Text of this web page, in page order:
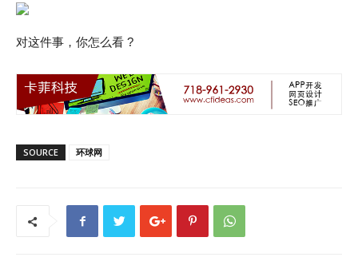
对这件事，你怎么看 ?
SOURCE 环球网